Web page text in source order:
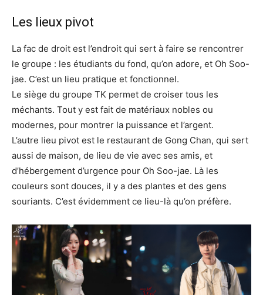
Les lieux pivot
La fac de droit est l’endroit qui sert à faire se rencontrer
le groupe : les étudiants du fond, qu’on adore, et Oh Soo-
jae. C’est un lieu pratique et fonctionnel.
Le siège du groupe TK permet de croiser tous les
méchants. Tout y est fait de matériaux nobles ou
modernes, pour montrer la puissance et l’argent.
L’autre lieu pivot est le restaurant de Gong Chan, qui sert
aussi de maison, de lieu de vie avec ses amis, et
d’hébergement d’urgence pour Oh Soo-jae. Là les
couleurs sont douces, il y a des plantes et des gens
souriants. C’est évidemment ce lieu-là qu’on préfère.